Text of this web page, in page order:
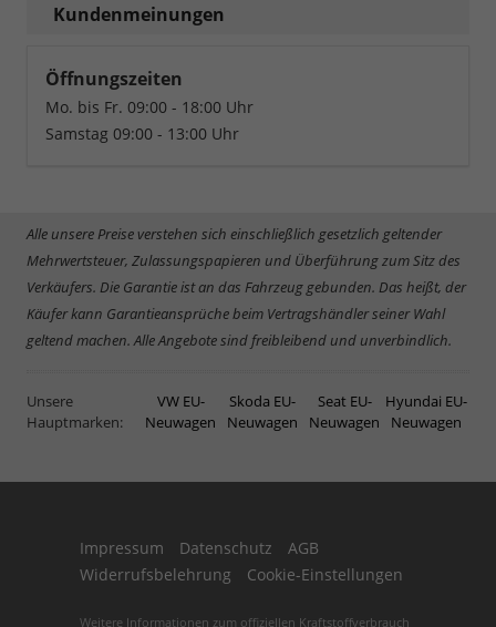
Kundenmeinungen
Öffnungszeiten
Mo. bis Fr. 09:00 - 18:00 Uhr
Samstag 09:00 - 13:00 Uhr
Alle unsere Preise verstehen sich einschließlich gesetzlich geltender
Mehrwertsteuer, Zulassungspapieren und Überführung zum Sitz des
Verkäufers. Die Garantie ist an das Fahrzeug gebunden. Das heißt, der
Käufer kann Garantieansprüche beim Vertragshändler seiner Wahl
geltend machen. Alle Angebote sind freibleibend und unverbindlich.
Unsere
Hauptmarken:
VW EU-
Neuwagen
Skoda EU-
Neuwagen
Seat EU-
Neuwagen
Hyundai EU-
Neuwagen
Impressum Datenschutz
AGB
Widerrufsbelehrung
Cookie-Einstellungen
Weitere Informationen zum offiziellen Kraftstoffverbrauch